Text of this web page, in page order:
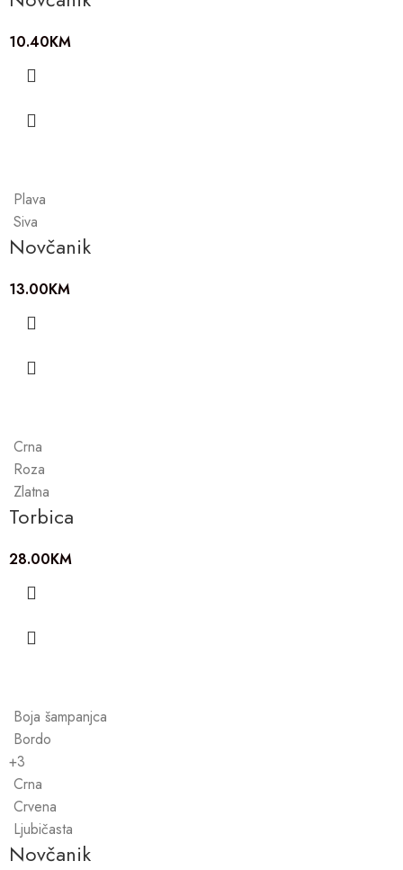
10.40KM
Plava
Siva
Novčanik
13.00KM
Crna
Roza
Zlatna
Torbica
28.00KM
Boja šampanjca
Bordo
+3
Crna
Crvena
Ljubičasta
Novčanik